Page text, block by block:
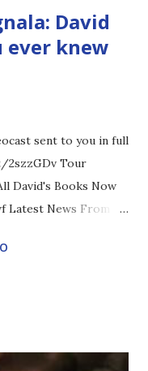
David
ever knew
sent to you in full
Tour
David's Books Now
News From